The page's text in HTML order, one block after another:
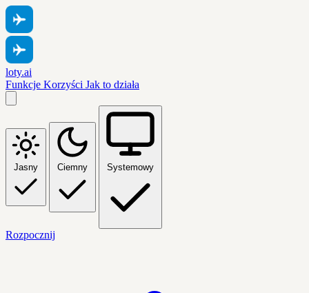
loty.ai
Funkcje Korzyści Jak to działa
Jasny Ciemny Systemowy
Rozpocznij